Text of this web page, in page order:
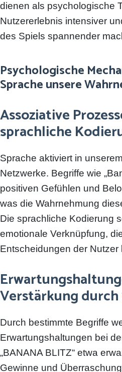
dienen als psychologische
Nutzererlebnis intensiver
des Spiels spannender
Psychologische
Sprache unsere
Assoziative
sprachliche
Sprache aktiviert in
Netzwerke. Begriffe wie
positiven Gefühlen und
was die Wahrnehmung
Die sprachliche Kodierung
emotionale Verknüpfung,
Entscheidungen der Nutzer
Verstärkung durch
Durch bestimmte Begriffe
Erwartungshaltungen bei
„BANANA BLITZ“ etwa
Gewinne und